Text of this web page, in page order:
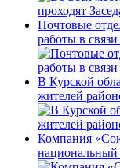
Почтовые
работы в
В Курской
жителей
Компания
национальный